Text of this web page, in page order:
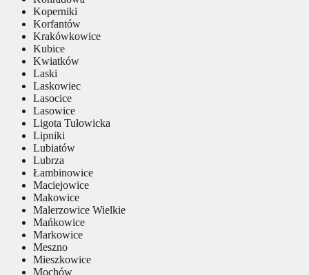
Koperniki
Korfantów
Krakówkowice
Kubice
Kwiatków
Laski
Laskowiec
Lasocice
Lasowice
Ligota Tułowicka
Lipniki
Lubiatów
Lubrza
Łambinowice
Maciejowice
Makowice
Malerzowice Wielkie
Mańkowice
Markowice
Meszno
Mieszkowice
Mochów